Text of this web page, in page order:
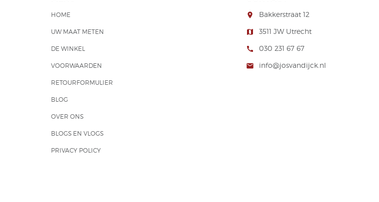
HOME
UW MAAT METEN
DE WINKEL
VOORWAARDEN
RETOURFORMULIER
BLOG
OVER ONS
BLOGS EN VLOGS
PRIVACY POLICY
room Bakkerstraat 12
map 3511 JW Utrecht
call 030 231 67 67
mail info@josvandijck.nl